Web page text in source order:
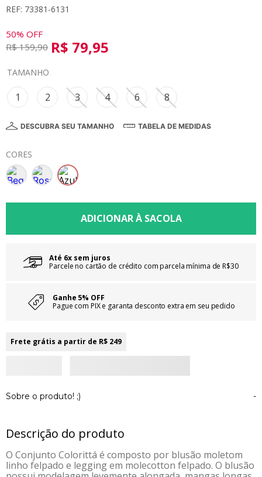
REF: 73381-6131
50% OFF
R$ 159,90 R$ 79,95
TAMANHO
1 2 3 4 6 8
DESCUBRA SEU TAMANHO TABELA DE MEDIDAS
CORES
Até 6x sem juros
Parcele no cartão de crédito com parcela mínima de R$30
Ganhe 5% OFF
Pague com PIX e garanta desconto extra em seu pedido
Frete grátis a partir de R$ 249
Sobre o produto! ;) -
Descrição do produto
O Conjunto Colorittá é composto por blusão moletom
linho felpado e legging em molecotton felpado. O blusão
8º
calça
9º
10º colorittá